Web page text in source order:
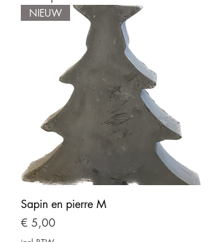
NIEUW
Sapin en pierre M
Prijs
€ 5,00